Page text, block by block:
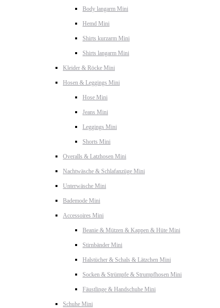
Body langarm Mini
Hemd Mini
Shirts kurzarm Mini
Shirts langarm Mini
Kleider & Röcke Mini
Hosen & Leggings Mini
Hose Mini
Jeans Mini
Leggings Mini
Shorts Mini
Overalls & Latzhosen Mini
Nachtwäsche & Schlafanzüge Mini
Unterwäsche Mini
Bademode Mini
Accessoires Mini
Beanie & Mützen & Kappen & Hüte Mini
Stirnbänder Mini
Halstücher & Schals & Lätzchen Mini
Socken & Strümpfe & Strumpfhosen Mini
Fäustlinge & Handschuhe Mini
Schuhe Mini